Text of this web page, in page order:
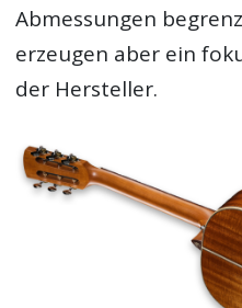
Abmessungen
erzeugen aber ein
der Hersteller.